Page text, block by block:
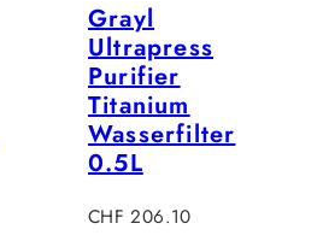
Grayl
Ultrapress
Purifier
Titanium
Wasserfilter
0.5L
Verkaufspreis
CHF 206.10